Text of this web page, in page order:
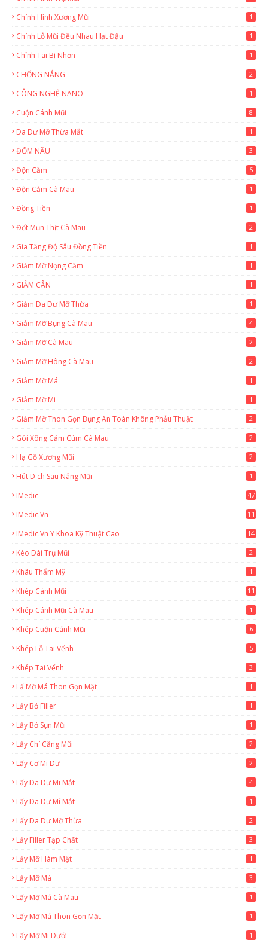
Chỉnh Hình Xương Mũi 1
Chỉnh Lỗ Mũi Đều Nhau Hạt Đậu 1
Chỉnh Tai Bị Nhọn 1
CHỐNG NẮNG 2
CÔNG NGHỆ NANO 1
Cuộn Cánh Mũi 8
Da Dư Mỡ Thừa Mắt 1
ĐỐM NÂU 3
Độn Cằm 5
Độn Cằm Cà Mau 1
Đồng Tiền 1
Đốt Mụn Thịt Cà Mau 2
Gia Tăng Độ Sâu Đồng Tiền 1
Giảm Mỡ Nọng Cằm 1
GIẢM CÂN 1
Giảm Da Dư Mỡ Thừa 1
Giảm Mỡ Bụng Cà Mau 4
Giảm Mỡ Cà Mau 2
Giảm Mỡ Hông Cà Mau 2
Giảm Mỡ Má 1
Giảm Mỡ Mi 1
Giảm Mỡ Thon Gọn Bụng An Toàn Không Phẫu Thuật 2
Gói Xông Cảm Cúm Cà Mau 2
Hạ Gồ Xương Mũi 2
Hút Dịch Sau Nâng Mũi 1
IMedic 47
IMedic.vn
11
IMedic.vn Y Khoa Kỹ Thuật Cao 14
Kéo Dài Trụ Mũi 2
Khâu Thẩm Mỹ 1
Khép Cánh Mũi 11
Khép Cánh Mũi Cà Mau 1
Khép Cuộn Cánh Mũi 6
Khép Lỗ Tai Vểnh 5
Khép Tai Vểnh 3
Lấ Mỡ Má Thon Gọn Mặt 1
Lấy Bỏ Filler 1
Lấy Bỏ Sụn Mũi 1
Lấy Chỉ Căng Mũi 2
Lấy Cơ Mi Dư 2
Lấy Da Dư Mi Mắt 4
Lấy Da Dư Mí Mắt 1
Lấy Da Dư Mỡ Thừa 2
Lấy Filler Tạp Chất 3
Lấy Mỡ Hàm Mặt 1
Lấy Mỡ Má 3
Lấy Mỡ Má Cà Mau 1
Lấy Mỡ Má Thon Gọn Mặt 1
Lấy Mỡ Mi Dưới 1